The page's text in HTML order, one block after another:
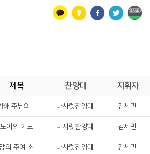
제목 찬양대 지휘자
찬양해 주님의 영광 나사렛찬양대 김세민
노아의 기도 나사렛찬양대 김세민
내 맘의 주여 소망 되소서 나사렛찬양대 김세민